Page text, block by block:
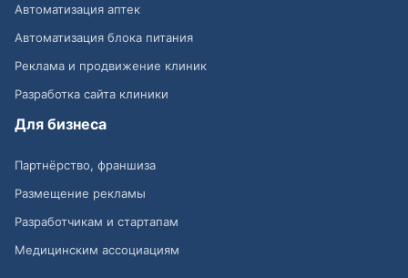
Автоматизация аптек
Автоматизация блока питания
Реклама и продвижение клиник
Разработка сайта клиники
Для бизнеса
Партнёрство, франшиза
Размещение рекламы
Разработчикам и стартапам
Медицинским ассоциациям